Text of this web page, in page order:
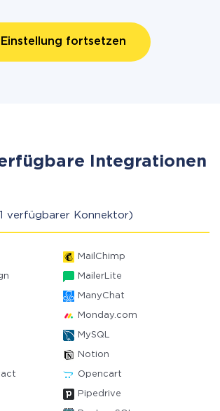
Einstellung fortsetzen
Integrationen
verfügbarer Konnektor)
MailChimp
MailerLite
ManyChat
Monday.com
MySQL
Notion
Opencart
Pipedrive